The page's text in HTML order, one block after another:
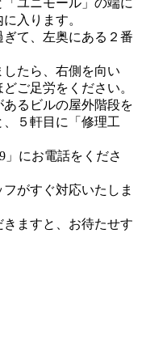
ユニモール」の端に
入ります。
て、左奥にある２番
たら、右側を向い
ご足労をください。
るビルの屋外階段を
、５軒目に「修理工
」にお電話をくださ
がすぐ対応いたしま
ますと、お待たせす